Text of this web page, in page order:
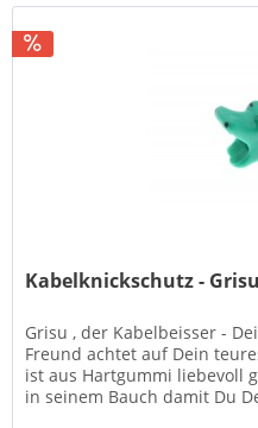
Kabelknickschutz -
Grisu , der Kabelbeisser -
Freund achtet auf Dein
ist aus Hartgummi liebevoll
in seinem Bauch damit Du